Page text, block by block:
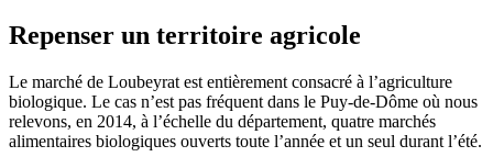
Repenser un territoire agricole
Le marché de Loubeyrat est entièrement consacré à l’agriculture
biologique. Le cas n’est pas fréquent dans le Puy-de-Dôme où nous
relevons, en 2014, à l’échelle du département, quatre marchés
alimentaires biologiques ouverts toute l’année et un seul durant l’été.